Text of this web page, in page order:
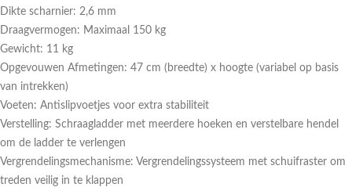
Dikte scharnier: 2,6 mm
Draagvermogen: Maximaal 150 kg
Gewicht: 11 kg
Opgevouwen Afmetingen: 47 cm (breedte) x hoogte (variabel op basis
van intrekken)
Voeten: Antislipvoetjes voor extra stabiliteit
Verstelling: Schraagladder met meerdere hoeken en verstelbare hendel
om de ladder te verlengen
Vergrendelingsmechanisme: Vergrendelingssysteem met schuifraster om
treden veilig in te klappen